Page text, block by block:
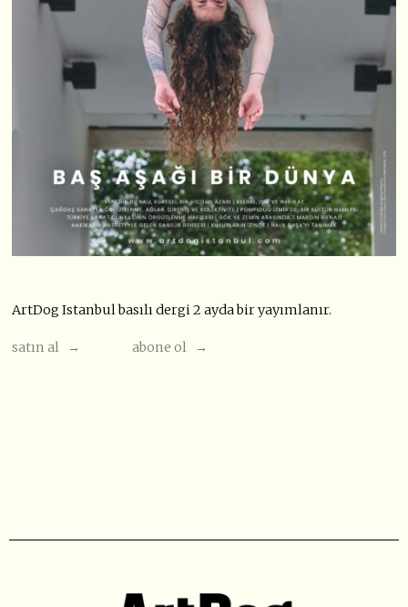
ArtDog Istanbul basılı dergi 2 ayda bir yayımlanır.
satın al → abone ol →